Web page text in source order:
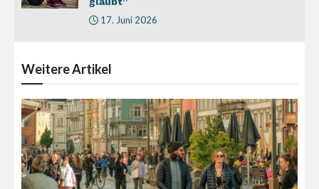
17. Juni 2026
WeitereArtikel